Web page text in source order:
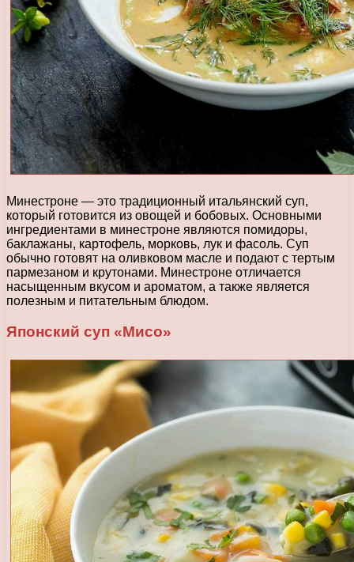
Минестроне — это традиционный итальянский суп,
который готовится из овощей и бобовых. Основными
ингредиентами в минестроне являются помидоры,
баклажаны, картофель, морковь, лук и фасоль. Суп
обычно готовят на оливковом масле и подают с тертым
пармезаном и крутонами. Минестроне отличается
насыщенным вкусом и ароматом, а также является
полезным и питательным блюдом.
Японский суп «Мисо»